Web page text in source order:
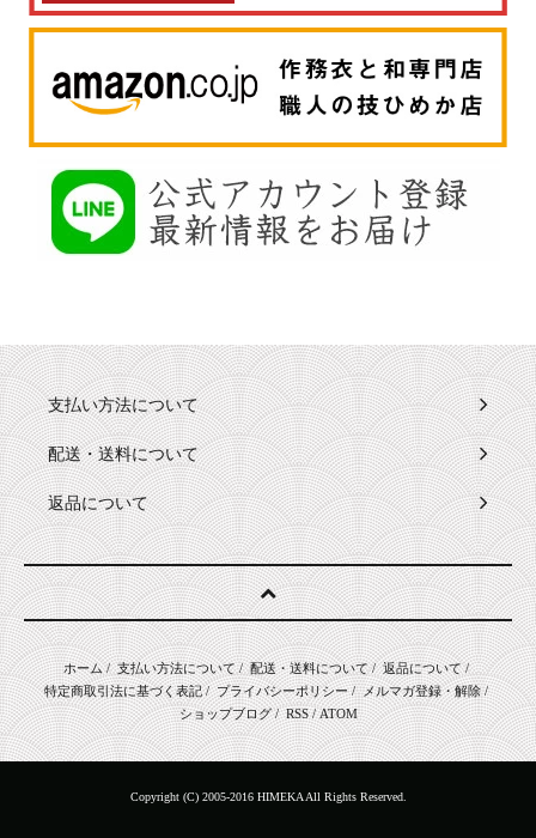
支払い方法について
配送・送料について
返品について
ホーム/ 支払い方法について/ 配送・送料について/ 返品について/
特定商取引法に基づく表記/ プライバシーポリシー/ メルマガ登録・解除/
ショップブログ/ RSS/ATOM
Copyright (C) 2005-2016 HIMEKA All Rights Reserved.